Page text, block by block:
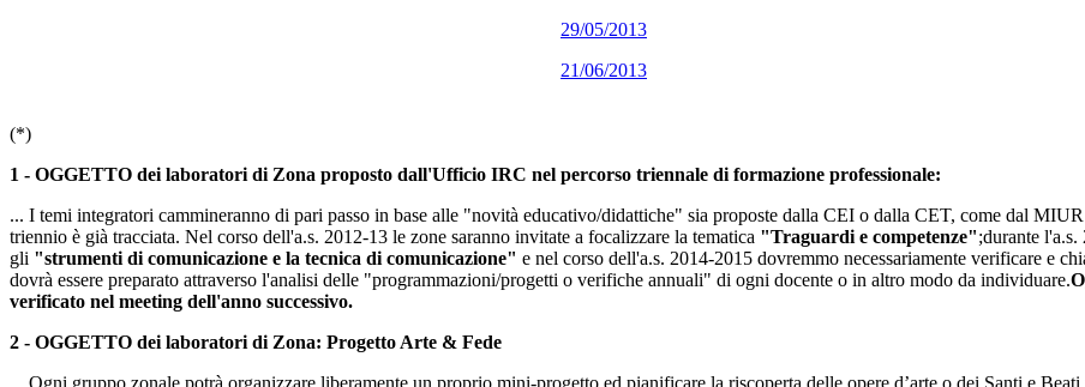
29/05/2013
21/06/2013
(*)
1 - OGGETTO dei laboratori di Zona proposto dall'Ufficio IRC nel percorso triennale di formazione professionale:
... I temi integratori cammineranno di pari passo in base alle "novità educativo/didattiche" sia proposte dalla CEI o dalla CET, come dal
triennio è già tracciata. Nel corso dell'a.s. 2012-13 le zone saranno invitate a focalizzare la tematica "Traguardi e competenze";durante
gli "strumenti di comunicazione e la tecnica di comunicazione" e nel corso dell'a.s. 2014-2015 dovremmo necessariamente verificare e
dovrà essere preparato attraverso l'analisi delle "programmazioni/progetti o verifiche annuali" di ogni docente o in altro modo da individuare.
verificato nel meeting dell'anno successivo.
2 - OGGETTO dei laboratori di Zona: Progetto Arte & Fede
... Ogni gruppo zonale potrà organizzare liberamente un proprio mini-progetto ed pianificare la riscoperta delle opere d’arte o dei Santi e